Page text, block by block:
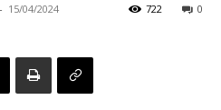
- 15/04/2024 0
722